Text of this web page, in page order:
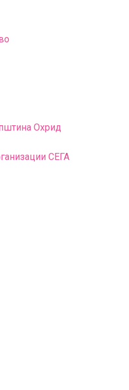
Охрид
СЕГА